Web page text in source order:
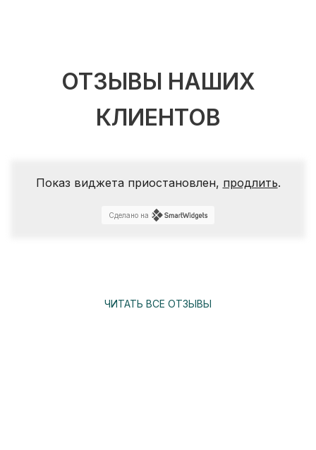
ОТЗЫВЫ НАШИХ
КЛИЕНТОВ
Показ виджета приостановлен, продлить.
Сделано на
ЧИТАТЬ ВСЕ ОТЗЫВЫ